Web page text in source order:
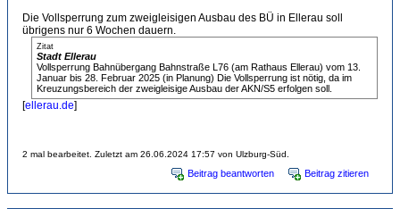
Die Vollsperrung zum zweigleisigen Ausbau des BÜ in Ellerau soll
übrigens nur 6 Wochen dauern.
Zitat
Stadt Ellerau
Vollsperrung Bahnübergang Bahnstraße L76 (am Rathaus Ellerau) vom 13.
Januar bis 28. Februar 2025 (in Planung) Die Vollsperrung ist nötig, da im
Kreuzungsbereich der zweigleisige Ausbau der AKN/S5 erfolgen soll.
[ellerau.de]
2 mal bearbeitet. Zuletzt am 26.06.2024 17:57 von Ulzburg-Süd.
Beitrag beantworten Beitrag zitieren